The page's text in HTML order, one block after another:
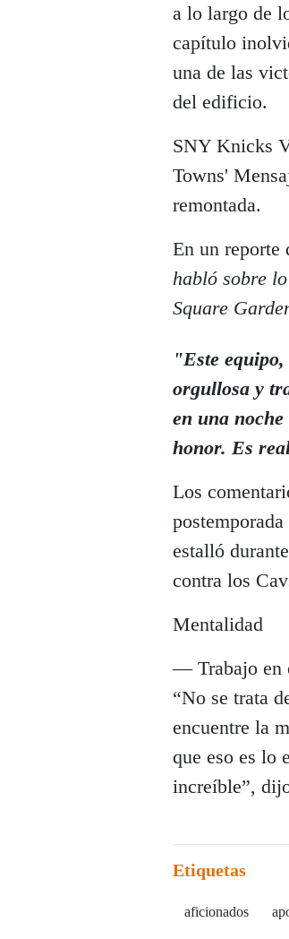
a lo largo de
capítulo
una de las
del edificio.
SNY Knicks
Towns'
remontada.
En un reporte
habló sobre
Square
"Este
orgullosa y
en una
honor. Es
Los
estalló
contra los
Mentalidad
— Trabajo en
“No se trata
encuentre la
que eso es lo
increíble”,
Etiquetas
aficionados